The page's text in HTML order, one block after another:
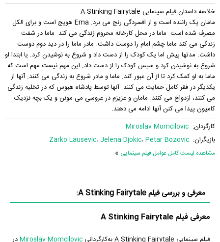
خلاصه داستان فیلم سینمایی A Stinking Fairytale
مامان یک راننده است و از افسردگی رنج می برد. Ema هویج است و برای الکل
مصرف شده است. ماما در محل کارخانه محروم زندگی می کند. ماما در شفت
زندگی می کند ماما چشم امام را دوست داشت. مادر ماما را در دید دوم دوست
داشت. مدتها پیش اما یک کودک را از دست داد و شروع به نوشیدن کرد. یا ابتدا او
شروع به نوشیدن کرد و سپس کودک را از دست داد. این مهم نیست مهم است که
ماما به او کمک کرد تا از آن عبور کند. ماما و مادر شروع به زندگی می کنند. آنها از
یکدیگر در فقر کامل حمایت می کنند. آنها توسط پادشاه هبوس که در تخلیه زندگی
می کنند، ازدواج می کنند. مامان و عزیزم در عروسی می مونن و یک بچه نزدیک
کامیون پیدا می کنن آنها ادامه می دهند.
کارگردان: Miroslav Momcilovic
بازیگران:
Zarko Lausevic، Jelena Djokic، Petar Bozovic
مشاهده لیست کامل عوامل فیلم سینمایی »
معرفی و بررسی فیلم A Stinking Fairytale:
معرفی فیلم A Stinking Fairytale
فیلم سینمایی A Stinking Fairytale به‌کارگردانی Miroslav Momcilovicدر